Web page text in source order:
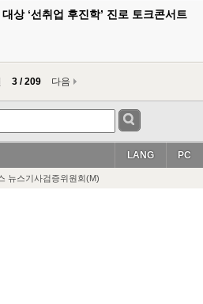
상 ‘선취업 후진학’ 진로 토크콘서트
3 / 209 다음
PC
LANG
뉴스기사검증위원회(M)